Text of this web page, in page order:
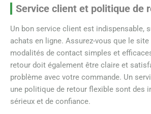
Service client et politique de
Un bon service client est indispensable,
achats en ligne. Assurez-vous que le
modalités de contact simples et
retour doit également être claire et
problème avec votre commande. Un
une politique de retour flexible sont des
sérieux et de confiance.